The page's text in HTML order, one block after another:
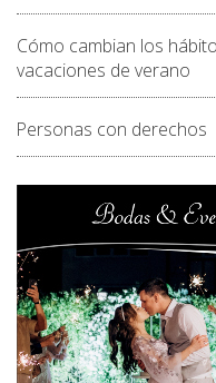
Cómo cambian los
vacaciones de verano
Personas con derechos